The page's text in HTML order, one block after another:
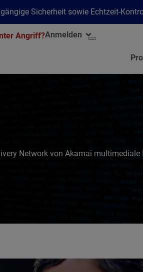
Sicherheit sowie Echtzeit-
Angriff?Anmelden
Network von Akamai multimediale